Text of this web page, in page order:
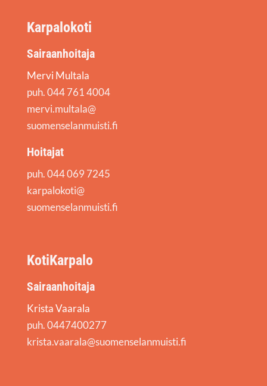
Karpalokoti
Sairaanhoitaja
Mervi Multala
puh. 044 761 4004
mervi.multala@
suomenselanmuisti.fi
Hoitajat
puh. 044 069 7245
karpalokoti@
suomenselanmuisti.fi
KotiKarpalo
Sairaanhoitaja
Krista Vaarala
puh. 0447400277
krista.vaarala@suomenselanmuisti.fi